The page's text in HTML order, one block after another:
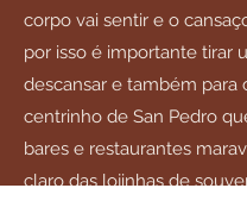
corpo vai sentir e o
por isso é importante tirar
descansar e também para
centrinho de San Pedro
bares e restaurantes
claro das lojinhas de